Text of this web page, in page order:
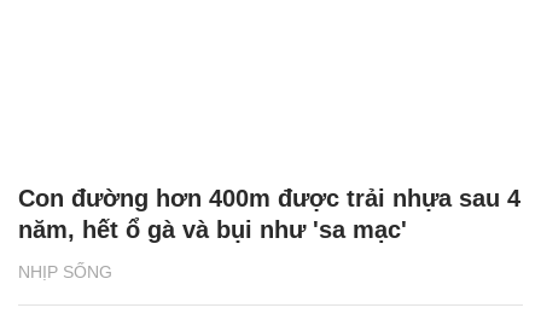
NHỊP SỐNG
Con đường hơn 400m được trải nhựa sau 4
năm, hết ổ gà và bụi như 'sa mạc'